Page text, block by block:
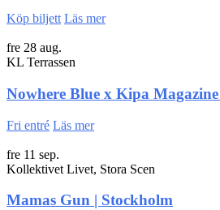
Köp biljett Läs mer
fre 28 aug.
KL Terrassen
Nowhere Blue x Kipa Magazine
Fri entré Läs mer
fre 11 sep.
Kollektivet Livet, Stora Scen
Mamas Gun | Stockholm